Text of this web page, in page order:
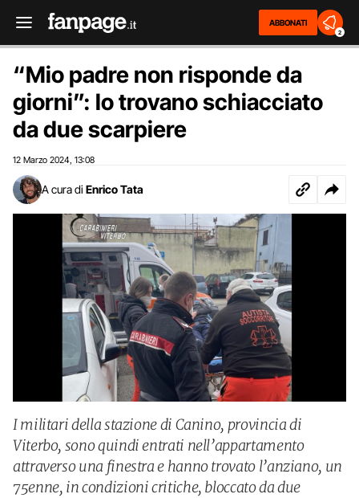
ABBONATI
2
“Mio padre non risponde da
giorni”: lo trovano schiacciato
da due scarpiere
12 Marzo 2024 13:08
A cura di Enrico Tata
I militari della stazione di Canino, provincia di
Viterbo, sono quindi entrati nell’appartamento
attraverso una finestra e hanno trovato l’anziano, un
75enne, in condizioni critiche, bloccato da due